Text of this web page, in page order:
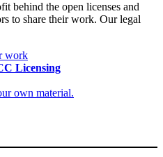
behind the open licenses and
to share their work. Our legal
work
Licensing
own material.